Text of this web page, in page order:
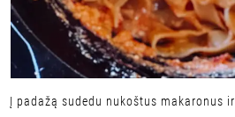
Į padažą sudedu nukoštus makaronus